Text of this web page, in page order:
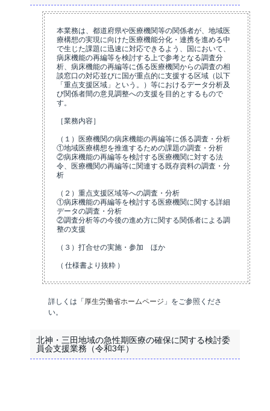
本業務は、都道府県や医療機関等の関係者が、地域医
療構想の実現に向けた医療機能分化・連携を進める中
で生じた課題に迅速に対応できるよう、国において、
病床機能の再編等を検討する上で参考となる調査分
析、病床機能の再編等に係る医療機関からの調査の相
談窓口の対応並びに国が重点的に支援する区域（以下
「重点支援区域」という。）等におけるデータ分析及
び関係者間の意見調整への支援を目的とするもので
す。
［業務内容］
（１）医療機関の病床機能の再編等に係る調査・分析
①地域医療構想を推進するための課題の調査・分析
②病床機能の再編等を検討する医療機関に対する法
令、医療機関の再編等に関連する既存資料の調査・分
析
（２）重点支援区域等への調査・分析
①病床機能の再編等を検討する医療機関に関する詳細
データの調査・分析
②調査分析等の今後の進め方に関する関係者による調
整の支援
（３）打合せの実施・参加 ほか
（ 仕様書より抜粋 ）
詳しくは「厚生労働省ホームページ 」をご参照くださ
い。
北神・三田地域の急性期医療の確保に関する検討委
員会支援業務（令和3年）